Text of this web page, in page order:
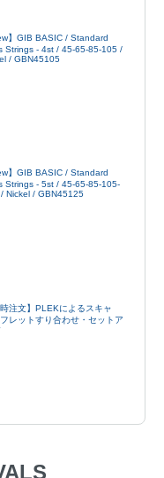
】GIB BASIC / Standard
Strings - 4st / 45-65-85-105 /
/ GBN45105
】GIB BASIC / Standard
Strings - 5st / 45-65-85-105-
Nickel / GBN45125
時注文】PLEKによるスキャ
レットすり合わせ・セットア